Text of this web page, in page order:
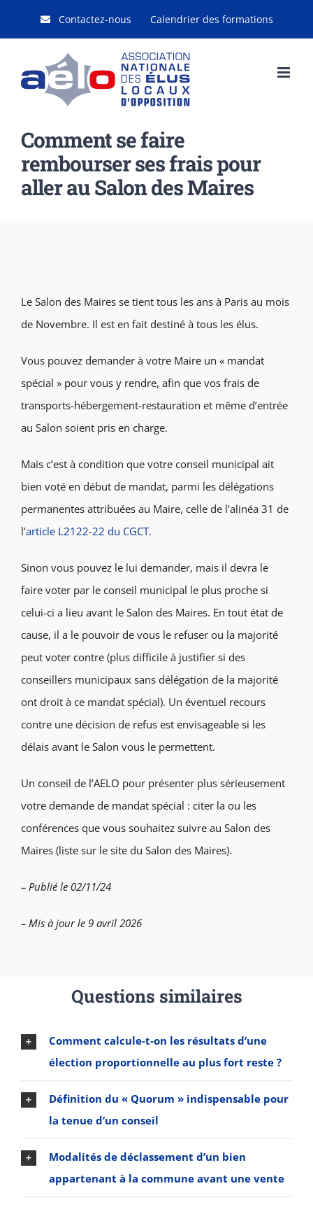
Contactez-nous Calendrier des formations
Comment se faire
rembourser ses frais pour
aller au Salon des Maires
Le Salon des Maires se tient tous les ans à Paris au mois
de Novembre. Il est en fait destiné à tous les élus.
Vous pouvez demander à votre Maire un « mandat
spécial » pour vous y rendre, afin que vos frais de
transports-hébergement-restauration et même d’entrée
au Salon soient pris en charge.
Mais c’est à condition que votre conseil municipal ait
bien voté en début de mandat, parmi les délégations
permanentes attribuées au Maire, celle de l’alinéa 31 de
l’article L2122-22 du CGCT.
Sinon vous pouvez le lui demander, mais il devra le
faire voter par le conseil municipal le plus proche si
celui-ci a lieu avant le Salon des Maires. En tout état de
cause, il a le pouvoir de vous le refuser ou la majorité
peut voter contre (plus difficile à justifier si des
conseillers municipaux sans délégation de la majorité
ont droit à ce mandat spécial). Un éventuel recours
contre une décision de refus est envisageable si les
délais avant le Salon vous le permettent.
Un conseil de l’AELO pour présenter plus sérieusement
votre demande de mandat spécial : citer la ou les
conférences que vous souhaitez suivre au Salon des
Maires (liste sur le site du Salon des Maires).
– Publié le 02/11/24
– Mis à jour le 9 avril 2026
Questions similaires
Comment calcule-t-on les résultats d’une
élection proportionnelle au plus fort reste ?
Définition du « Quorum » indispensable pour
la tenue d’un conseil
Modalités de déclassement d’un bien
appartenant à la commune avant une vente